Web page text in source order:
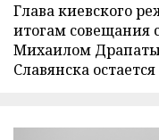
Глава киевского
итогам
Михаилом
Славянска